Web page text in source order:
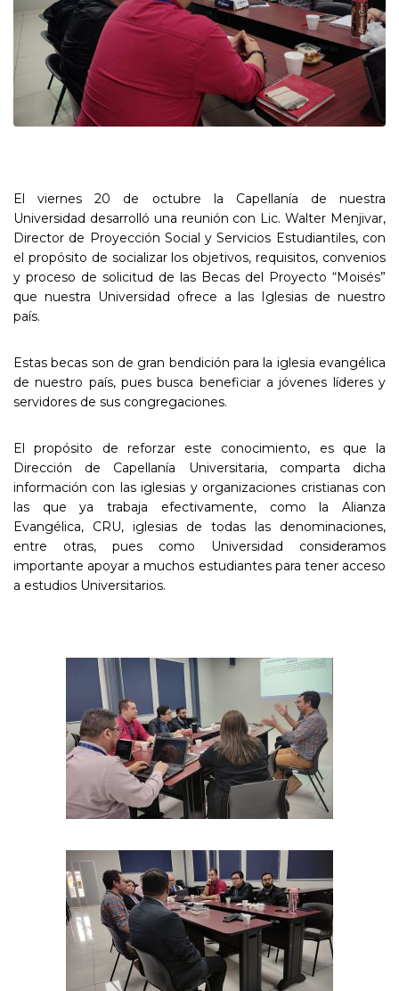
El viernes 20 de octubre la Capellanía de nuestra
Universidad desarrolló una reunión con Lic. Walter Menjivar,
Director de Proyección Social y Servicios Estudiantiles, con
el propósito de socializar los objetivos, requisitos, convenios
y proceso de solicitud de las Becas del Proyecto “Moisés”
que nuestra Universidad ofrece a las Iglesias de nuestro
país.
Estas becas son de gran bendición para la iglesia evangélica
de nuestro país, pues busca beneficiar a jóvenes líderes y
servidores de sus congregaciones.
El propósito de reforzar este conocimiento, es que la
Dirección de Capellanía Universitaria, comparta dicha
información con las iglesias y organizaciones cristianas con
las que ya trabaja efectivamente, como la Alianza
Evangélica, CRU, iglesias de todas las denominaciones,
entre otras, pues como Universidad consideramos
importante apoyar a muchos estudiantes para tener acceso
a estudios Universitarios.